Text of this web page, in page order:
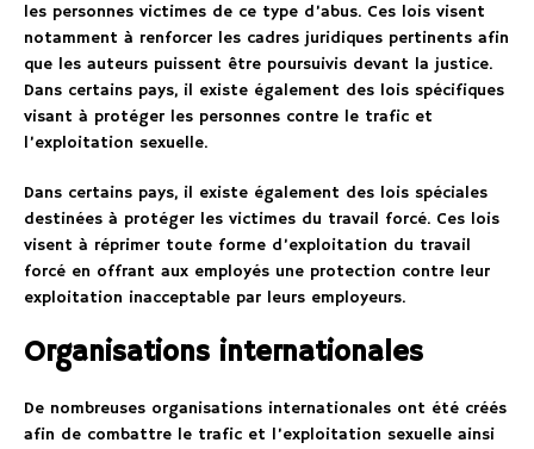
les personnes victimes de ce type d’abus. Ces lois visent
notamment à renforcer les cadres juridiques pertinents afin
que les auteurs puissent être poursuivis devant la justice.
Dans certains pays, il existe également des lois spécifiques
visant à protéger les personnes contre le trafic et
l’exploitation sexuelle.
Dans certains pays, il existe également des lois spéciales
destinées à protéger les victimes du travail forcé. Ces lois
visent à réprimer toute forme d’exploitation du travail
forcé en offrant aux employés une protection contre leur
exploitation inacceptable par leurs employeurs.
Organisations internationales
De nombreuses organisations internationales ont été créés
afin de combattre le trafic et l’exploitation sexuelle ainsi